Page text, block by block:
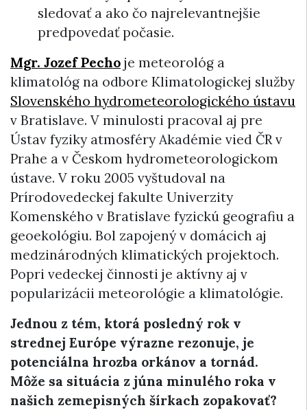
sledovať a ako čo najrelevantnejšie
predpovedať počasie.
Mgr. Jozef Pecho je meteorológ a
klimatológ na odbore Klimatologickej služby
Slovenského hydrometeorologického ústavu
v Bratislave. V minulosti pracoval aj pre
Ústav fyziky atmosféry Akadémie vied ČR v
Prahe a v Českom hydrometeorologickom
ústave. V roku 2005 vyštudoval na
Prírodovedeckej fakulte Univerzity
Komenského v Bratislave fyzickú geografiu a
geoekológiu. Bol zapojený v domácich aj
medzinárodných klimatických projektoch.
Popri vedeckej činnosti je aktívny aj v
popularizácii meteorológie a klimatológie.
Jednou z tém, ktorá posledný rok v
strednej Európe výrazne rezonuje, je
potenciálna hrozba orkánov a tornád.
Môže sa situácia z júna minulého roka v
našich zemepisných šírkach zopakovať?